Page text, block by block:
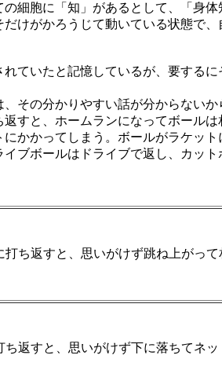
細胞に「知」があるとして、「身
けがかろうじて動いている状態で
ていたと記憶しているが、要するに
その分かりやすい話が分からない
すと、ホームランになってボール
かかってしまう。ボールがラケッ
ブボールはドライブで返し、カッ
打ち返すと、思いがけず跳ね上がっ
ち返すと、思いがけず下に落ちてネッ